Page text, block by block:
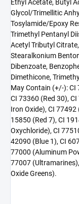
Ethyl Acetate, Butyl
Glycol/Trimellitic
Tosylamide/Epoxy
Trimethyl Pentanyl
Acetyl Tributyl
Stearalkonium
Dibenzoate,
Dimethicone,
May Contain (+/-): CI
CI 73360 (Red 30),
Iron Oxide), CI 77492
15850 (Red 7), CI
Oxychloride), CI
42090 (Blue 1), CI
77000 (Aluminum
77007
Oxide Greens).